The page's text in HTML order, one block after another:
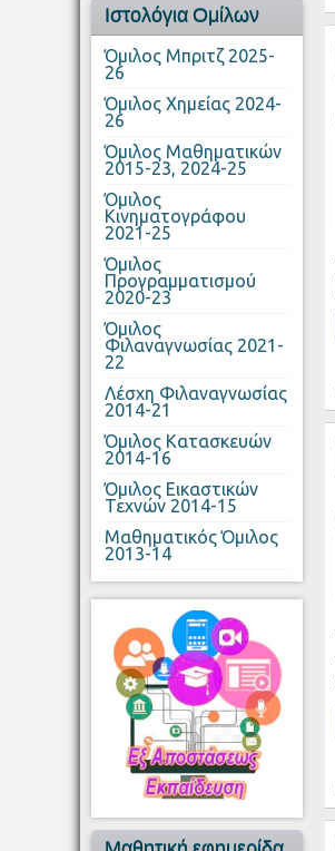
Ιστολόγια Ομίλων
Όμιλος Μπριτζ 2025-
26
Όμιλος Χημείας 2024-
26
Όμιλος Μαθηματικών
2015-23, 2024-25
Όμιλος
Κινηματογράφου
2021-25
Όμιλος
Προγραμματισμού
2020-23
Όμιλος
Φιλαναγνωσίας 2021-
22
Λέσχη Φιλαναγνωσίας
2014-21
Όμιλος Κατασκευών
2014-16
Όμιλος Εικαστικών
Τεχνών 2014-15
Μαθηματικός Όμιλος
2013-14